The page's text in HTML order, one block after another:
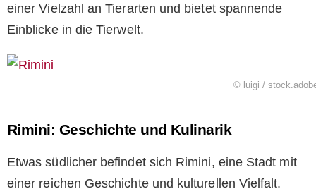
einer Vielzahl an Tierarten und bietet spannende
Einblicke in die Tierwelt.
© luigi /
Rimini: Geschichte und Kulinarik
Etwas südlicher befindet sich Rimini, eine Stadt mit
einer reichen Geschichte und kulturellen Vielfalt.